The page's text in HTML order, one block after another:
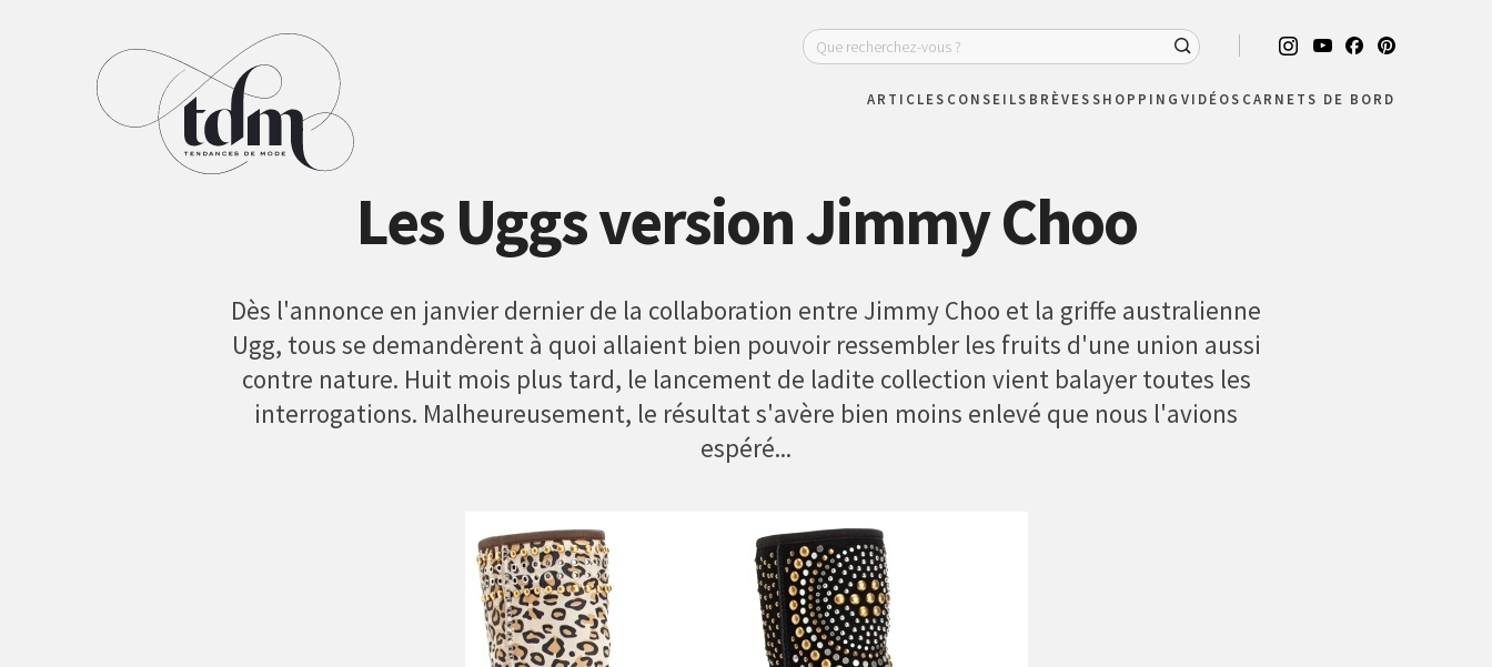
ARTICLES CONSEILS BRÈVESSHOPPING VIDÉOS CARNETS DE BORD
Les Uggs version Jimmy Choo
Dès l'annonce en janvier dernier de la collaboration entre Jimmy Choo et la griffe australienne
Ugg, tous se demandèrent à quoi allaient bien pouvoir ressembler les fruits d'une union aussi
contre nature. Huit mois plus tard, le lancement de ladite collection vient balayer toutes les
interrogations. Malheureusement, le résultat s'avère bien moins enlevé que nous l'avions
espéré...